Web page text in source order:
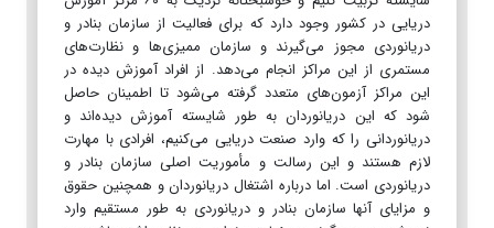
دریایی در کشور وجود دارد که برای فعالیت از سازمان بنادر و
دریانوردی مجوز می‌گیرند و سازمان ممیزی‌ها و نظارت‌های
مستمری از این مراکز انجام می‌دهد. از افراد آموزش دیده در
این مراکز آزمون‌های متعدد گرفته می‌شود تا اطمینان حاصل
شود که این دریانوردان به طور شایسته آموزش دیده‌اند و
دریانوردانی را که وارد صنعت دریایی می‌کنیم، افرادی با مهارت
لازم هستند و این رسالت و مأموریت اصلی سازمان بنادر و
دریانوردی است. اما درباره اشتغال دریانوردان و همچنین حقوق
و مزایای آنها سازمان بنادر و دریانوردی به طور مستقیم وارد